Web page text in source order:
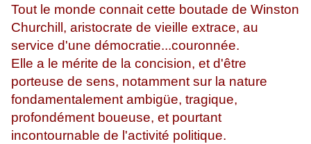
Tout le monde connait cette boutade de Winston
Churchill, aristocrate de vieille extrace, au
service d'une démocratie...couronnée.
Elle a le mérite de la concision, et d'être
porteuse de sens, notamment sur la nature
fondamentalement ambigüe, tragique,
profondément boueuse, et pourtant
incontournable de l'activité politique.